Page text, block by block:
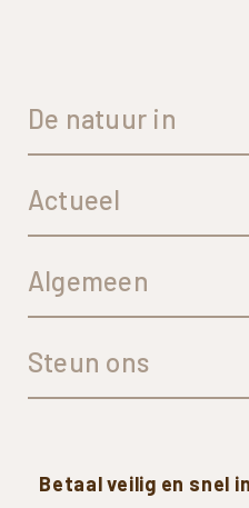
De natuur in
Actueel
Algemeen
Steun ons
Betaal veilig en snel in